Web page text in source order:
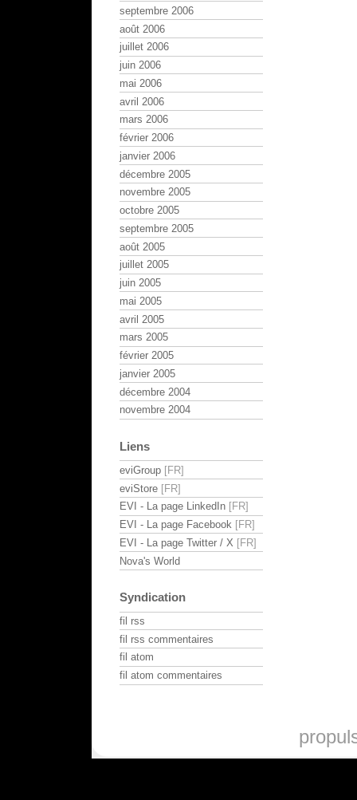
septembre 2006
août 2006
juillet 2006
juin 2006
mai 2006
avril 2006
mars 2006
février 2006
janvier 2006
décembre 2005
novembre 2005
octobre 2005
septembre 2005
août 2005
juillet 2005
juin 2005
mai 2005
avril 2005
mars 2005
février 2005
janvier 2005
décembre 2004
novembre 2004
Liens
eviGroup
eviStore
EVI - La page LinkedIn
EVI - La page Facebook
EVI - La page Twitter / X
Nova's World
Syndication
fil rss
fil rss commentaires
fil atom
fil atom commentaires